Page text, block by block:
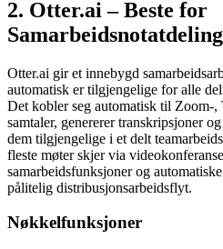
2. Otter.ai – Beste for
Otter.ai gir et innebygd
automatisk er tilgjengelige for alle
Det kobler seg automatisk til Zoom-,
samtaler, genererer transkripsjoner
dem tilgjengelige i et delt
fleste møter skjer via
samarbeidsfunksjoner og
pålitelig distribusjonsarbeidsflyt.
Nøkkelfunksjoner